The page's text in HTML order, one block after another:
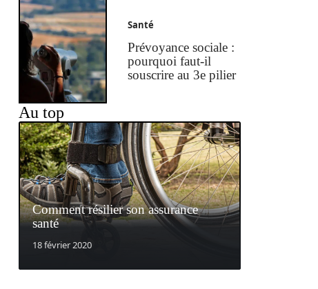
Santé
Prévoyance sociale :
pourquoi faut-il
souscrire au 3e pilier
Au top
Comment résilier son assurance
santé
18 février 2020